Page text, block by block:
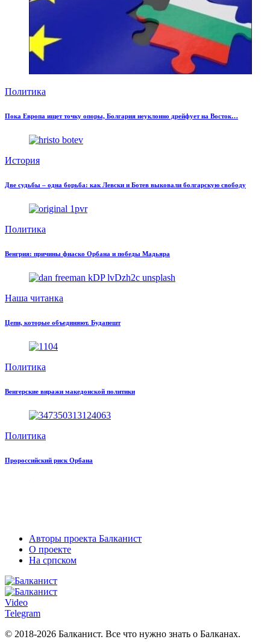
Политика
Пока Европа ищет точку опоры, Болгария неуклонно дрейфует на Восток…
История
Две судьбы – одна борьба: как Левски и Ботев выковали болгарскую свободу
Политика
Венгрия: причины фиаско Орбана и победы Мадьяра
Наша читанка
Цепи, которые объединяют. Будапешт
Политика
Венгерские виражи македонской политики
Политика
Пророссийский риск Орбана
Авторы проекта Балканист
О проекте
На српском
Video
Telegram
© 2018-2026 Балканист. Все что нужно знать о Балканах.